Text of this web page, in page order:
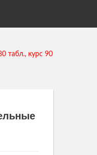
табл., курс 90